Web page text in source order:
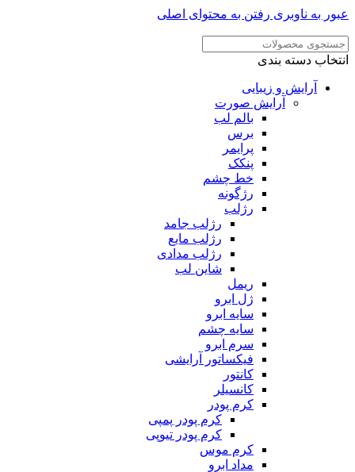
عبور به ناوبری رفتن به محتوای اصلی
انتخاب دسته بندی
آرایش و زیبایی
آرایش صورت
بالم لب
برس
پرایمر
پنکک
خط چشم
رژگونه
رژلب
رژلب جامد
رژلب مایع
رژلب مدادی
شاین لب
ریمل
ژل ابرو
سایه ابرو
سایه چشم
سرم ابرو
فیکساتور آرایشی
کانتور
کانسیلر
کرم پودر
کرم پودر پمپی
کرم پودر تیوپی
کرم موس
مداد ابرو